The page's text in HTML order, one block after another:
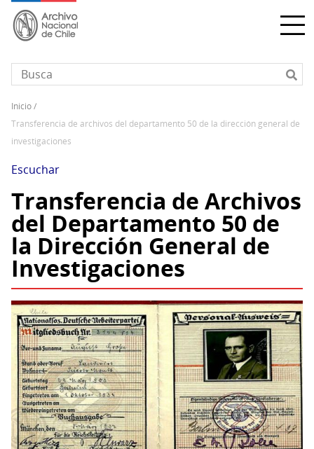
Pasar
contenido
principal
Sobrescribir
enlaces
ayuda
a
la
navegación
inicio
transferencia de archivos del departamento 50 de la dirección general de
investigaciones
Escuchar
Transferencia de Archivos
del Departamento 50 de
la Dirección General de
Investigaciones